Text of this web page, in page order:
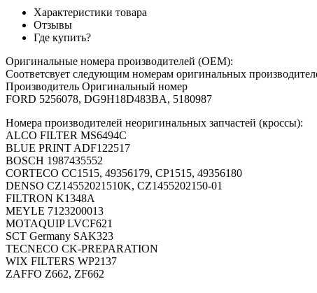
Характеристики товара
Отзывы
Где купить?
Оригинальные номера производителей (OEM):
Соответсвует следующим номерам оригинальных
Производитель Оригинальный номер
FORD 5256078, DG9H18D483BA, 5180987
Номера производителей неоригинальных запчастей (кроссы):
ALCO FILTER MS6494C
BLUE PRINT ADF122517
BOSCH 1987435552
CORTECO CC1515, 49356179, CP1515, 49356180
DENSO CZ14552021510K, CZ1455202150-01
FILTRON K1348A
MEYLE 7123200013
MOTAQUIP LVCF621
SCT Germany SAK323
TECNECO CK-PREPARATION
WIX FILTERS WP2137
ZAFFO Z662, ZF662